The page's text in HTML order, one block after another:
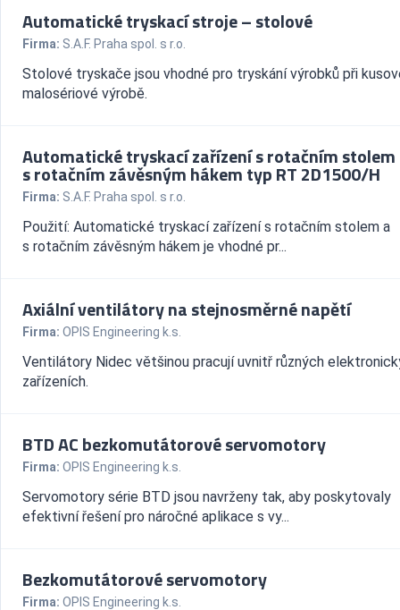
Automatické tryskací stroje – stolové
Firma: S.A.F. Praha spol. s r.o.
Stolové tryskače jsou vhodné pro tryskání výrobků při
malosériové výrobě.
Automatické tryskací zařízení s rotačním stolem
s rotačním závěsným hákem typ RT 2D1500/H
Firma: S.A.F. Praha spol. s r.o.
Použití: Automatické tryskací zařízení s rotačním stolem a
s rotačním závěsným hákem je vhodné pr...
Axiální ventilátory na stejnosměrné napětí
Firma: OPIS Engineering k.s.
Ventilátory Nidec většinou pracují uvnitř různých
zařízeních.
BTD AC bezkomutátorové servomotory
Firma: OPIS Engineering k.s.
Servomotory série BTD jsou navrženy tak, aby poskytovaly
efektivní řešení pro náročné aplikace s vy...
Bezkomutátorové servomotory
Firma: OPIS Engineering k.s.